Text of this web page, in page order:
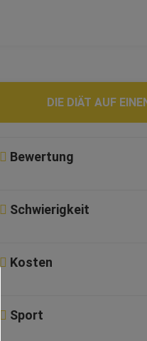
DIE DIÄT AUF
Bewertung
Schwierigkeit
Kosten
Sport